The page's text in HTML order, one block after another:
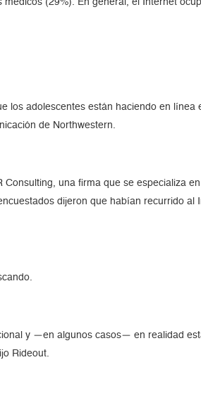
(29%). En general, el Internet
los adolescentes están haciendo en
de Northwestern.
una firma que se especializa
dijeron que habían recurrido
y —en algunos casos— en realidad
Rideout.